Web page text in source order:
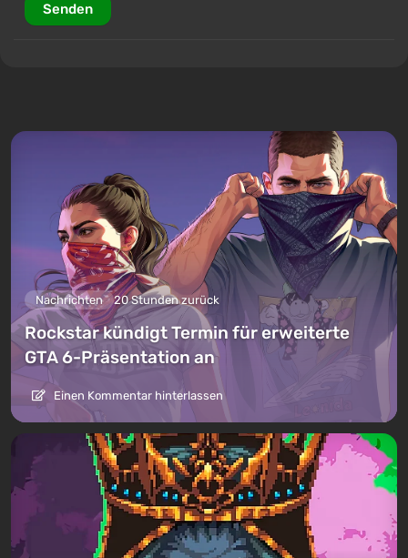
Senden
Nachrichten 20 Stunden zurück
Rockstar kündigt Termin für erweiterte
GTA 6-Präsentation an
Einen Kommentar hinterlassen